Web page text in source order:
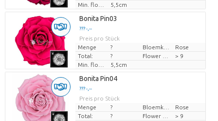
5,5cm
Bonita Pin03
??? -,--
Preis pro Stück
Menge
?
Rose
Total:
?
> 9
5,5cm
Bonita Pin04
??? -,--
Preis pro Stück
Menge
?
Rose
Total:
?
> 9